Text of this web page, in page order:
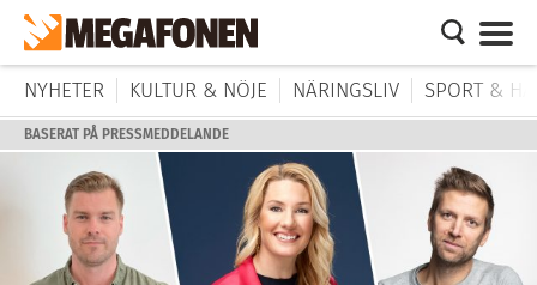
NYHETER KULTUR & NÖJE NÄRINGSLIV SPORT &
BASERAT PÅ PRESSMEDDELANDE